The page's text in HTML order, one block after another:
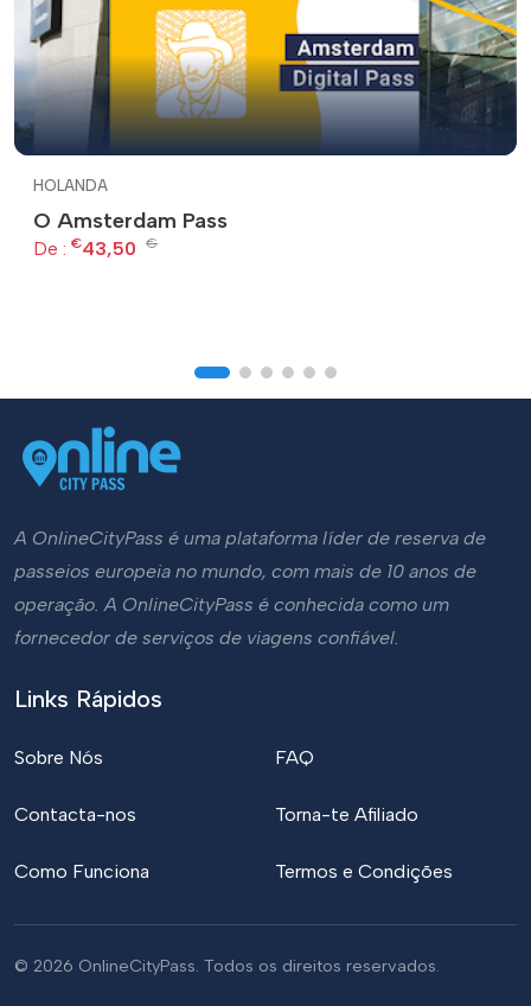
HOLANDA
O Amsterdam Pass
De : €43,50 €
A OnlineCityPass é uma plataforma líder de reserva de
passeios europeia no mundo, com mais de 10 anos de
operação. A OnlineCityPass é conhecida como um
fornecedor de serviços de viagens confiável.
Links Rápidos
Sobre Nós
Contacta-nos
Como Funciona
FAQ
Torna-te Afiliado
Termos e Condições
© 2026 OnlineCityPass. Todos os direitos reservados.